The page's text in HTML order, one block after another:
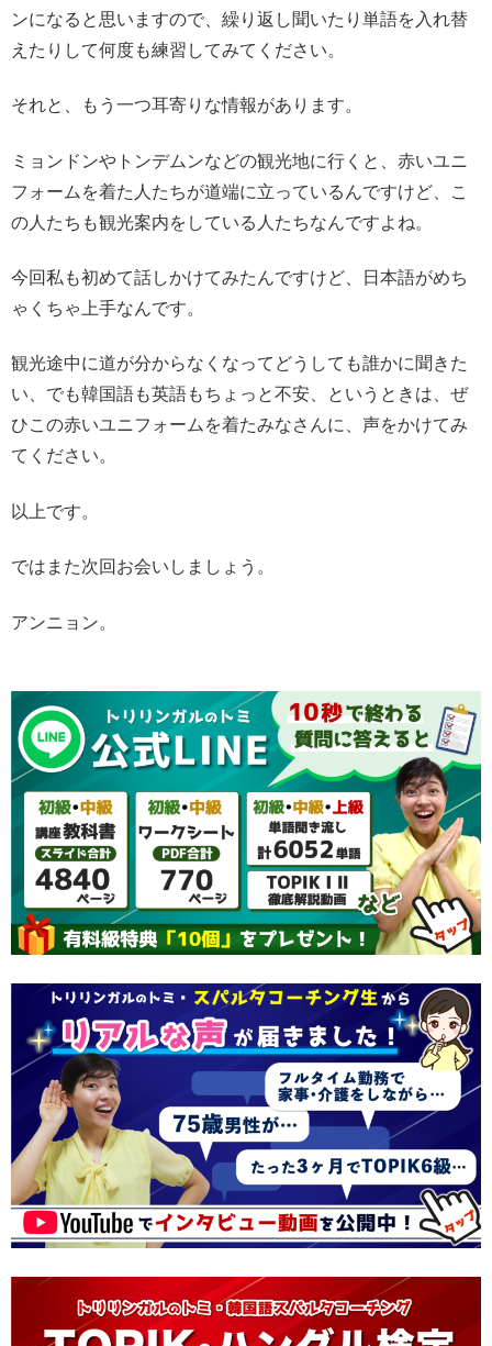
ンになると思いますので、繰り返し聞いたり単語を入れ替
えたりして何度も練習してみてください。
それと、もう一つ耳寄りな情報があります。
ミョンドンやトンデムンなどの観光地に行くと、赤いユニ
フォームを着た人たちが道端に立っているんですけど、こ
の人たちも観光案内をしている人たちなんですよね。
今回私も初めて話しかけてみたんですけど、日本語がめち
ゃくちゃ上手なんです。
観光途中に道が分からなくなってどうしても誰かに聞きた
い、でも韓国語も英語もちょっと不安、というときは、ぜ
ひこの赤いユニフォームを着たみなさんに、声をかけてみ
てください。
以上です。
ではまた次回お会いしましょう。
アンニョン。